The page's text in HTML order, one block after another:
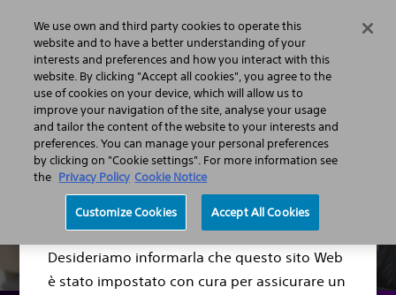
Gentile Visitatore,
Desideriamo informarla che questo sito Web
è stato impostato con cura per assicurare un
We use own and third party cookies to operate this
website and to have a better understanding of your
interests and preferences and how you interact with this
website. By clicking "Accept all cookies", you agree to the
use of cookies on your device, which will allow us to
improve your navigation of the site, analyse your usage
and tailor the content of the website to your interests and
preferences. You can manage your personal preferences
by clicking on "Cookie settings". For more information see
the Privacy Policy Cookie Notice
Customize Cookies Accept All Cookies